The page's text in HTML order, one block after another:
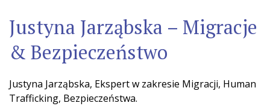
Justyna Jarząbska – Migracje
& Bezpieczeństwo
Justyna Jarząbska, Ekspert w zakresie Migracji, Human
Trafficking, Bezpieczeństwa.